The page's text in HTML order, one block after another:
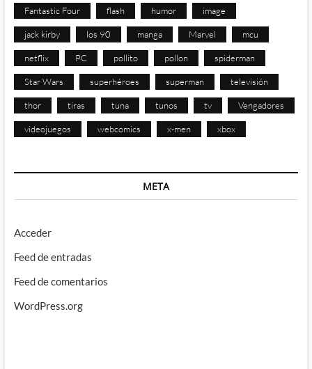
Fantastic Four flash humor image
jack kirby los 90 manga Marvel mcu
netflix PC pollito pollon spiderman
Star Wars superhéroes superman televisión
thor tiras tuna tunos tv Vengadores
videojuegos webcomics x-men xbox
META
Acceder
Feed de entradas
Feed de comentarios
WordPress.org